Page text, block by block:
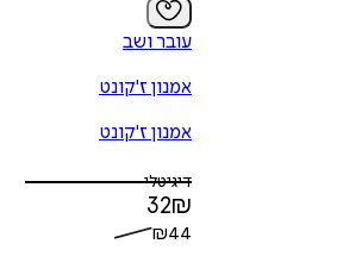
עובר ושב
אמנון ז'קונט
אמנון ז'קונט
דיגיטלי
32₪
₪44